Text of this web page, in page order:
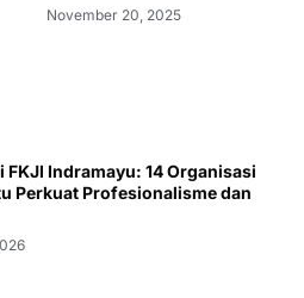
November 20, 2025
FKJI Indramayu: 14 Organisasi
Perkuat Profesionalisme dan